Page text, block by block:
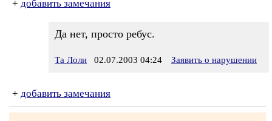
+ добавить замечания
Да нет, просто ребус.
Та Лоли 02.07.2003 04:24 Заявить о нарушении
+ добавить замечания